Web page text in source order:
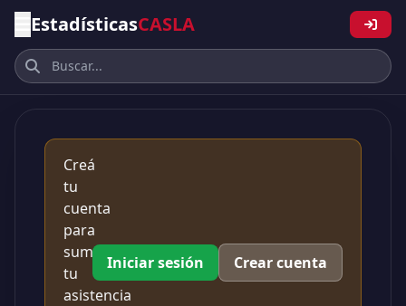
EstadísticasCASLA
Creá
tu
cuenta
para
sumar
tu
asistencia
Iniciar sesión Crear cuenta